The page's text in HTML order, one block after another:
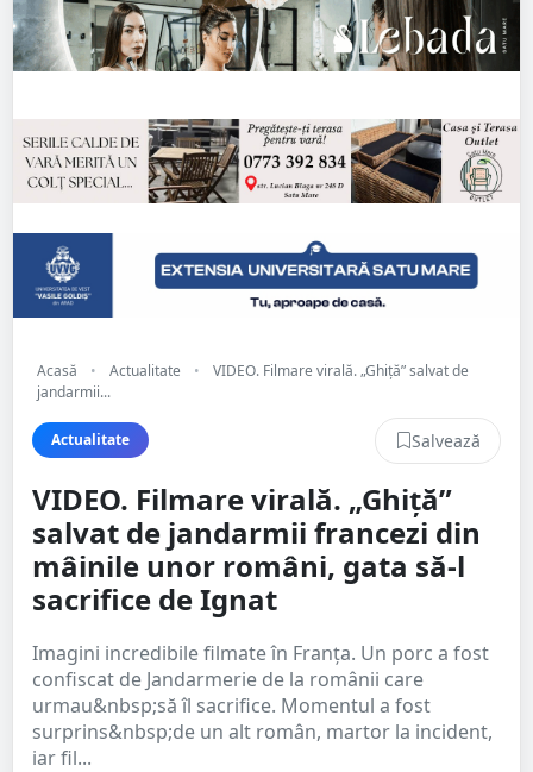
Acasă • Actualitate •
VIDEO. Filmare virală. „Ghiță” salvat de
jandarmii...
Actualitate Salvează
VIDEO. Filmare virală. „Ghiță”
salvat de jandarmii francezi din
mâinile unor români, gata să-l
sacrifice de Ignat
Imagini incredibile filmate în Franţa. Un porc a fost
confiscat de Jandarmerie de la românii care
urmau&nbsp;să îl sacrifice. Momentul a fost
surprins&nbsp;de un alt român, martor la incident,
iar fil...